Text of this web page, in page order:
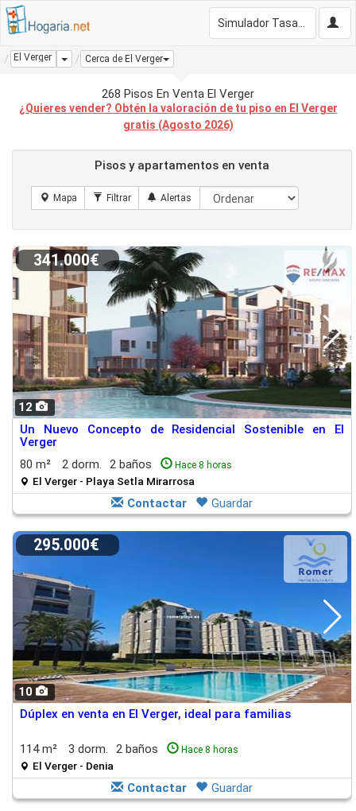
El Verger Dropdown
Cerca de El Verger
268 Pisos En Venta El Verger
¿Quieres vender? Obtén la valoración de tu piso en El Verger
gratis (Agosto 2026)
Pisos y apartamentos en venta
12
341.000€
Un Nuevo Concepto de Residencial Sostenible en El
Verger
80 m²
2 dorm. 2 baños Hace 8 horas
El Verger - Playa Setla Mirarrosa
Contactar Guardar
10
295.000€
Dúplex en venta en El Verger, ideal para familias
114 m² 3 dorm. 2 baños Hace 8 horas
El Verger - Denia
Contactar Guardar